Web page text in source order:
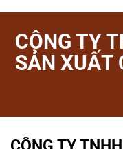
CÔNG TY
SẢN XUẤT